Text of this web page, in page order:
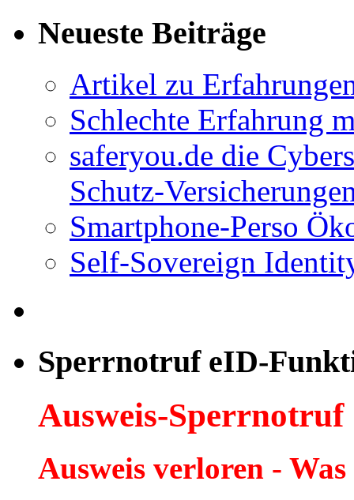
Neueste Beiträge
Artikel zu
Schlechte Erfahrung
saferyou.de die
Schutz-
Smartphone-Perso
Self-Sovereign
Sperrnotruf eID-
Ausweis-Sperrnotruf
Ausweis verloren -